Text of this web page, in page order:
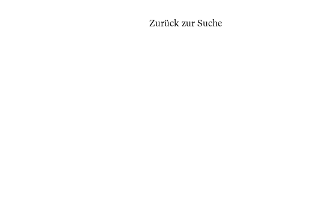
Zurück zur Suche